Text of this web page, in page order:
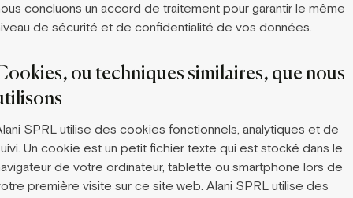
concluons un accord de traitement pour garantir le même
de sécurité et de confidentialité de vos données.
ou techniques similaires, que nous
SPRL utilise des cookies fonctionnels, analytiques et de
Un cookie est un petit fichier texte qui est stocké dans le
de votre ordinateur, tablette ou smartphone lors de
première visite sur ce site web. Alani SPRL utilise des